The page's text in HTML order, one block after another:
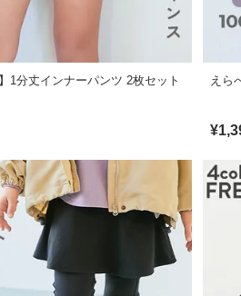
ル37% ポリウレタン3%
洗濯処理) / 漂白剤使用不可 / 乾燥機使
お避けください。
どで色が移ることがあります。ご注意く
しているため、サイズや形に多少の誤
、多少色味が異なる場合がございますが
1分丈インナーパンツ 2枚セット えら